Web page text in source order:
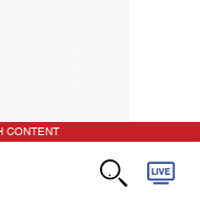
CONTENT